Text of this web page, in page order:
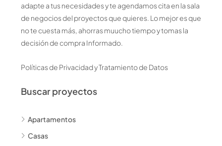
adapte a tus necesidades y te agendamos cita en la sala
de negocios del proyectos que quieres. Lo mejor es que
no te cuesta más, ahorras muucho tiempo y tomas la
decisión de compra Informado.
Políticas de Privacidad y Tratamiento de Datos
Buscar proyectos
Apartamentos
Casas